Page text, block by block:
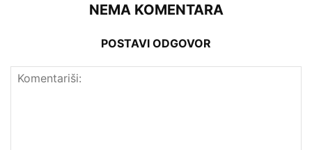
NEMA KOMENTARA
POSTAVI ODGOVOR